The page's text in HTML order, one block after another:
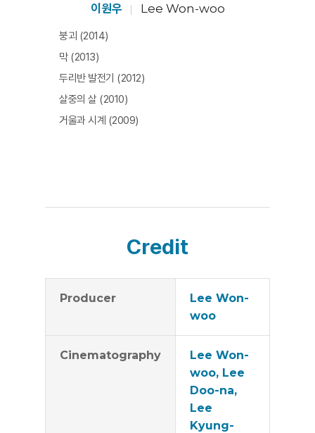
을까 하는 의구심으로도 나타난다. 그녀의 질문은 종종 할
아버지의 선택을 옹호하기 위한 것처럼 보이기도 하는데,
어떤 것도 뾰족하지 않고 뭉툭하다. 그녀가 영화 만들기를
은유해서 하고 싶은 말을 은폐하고 있는 것인지, 아니면 이
분법적 선택 대신 다른 길을 찾아낸 결과물인지는 관객의
판단으로 남겨진다. [김소희]
이원우 Lee Won-woo
붕괴 (2014)
막 (2013)
두리반 발전기 (2012)
살중의 살 (2010)
거울과 시계 (2009)
Credit
Producer
Lee Won-
woo
Cinematography
Lee Won-
woo, Lee
Doo-na,
Lee
Kyung-